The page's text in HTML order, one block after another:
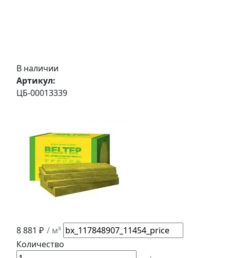
В наличии
Артикул:
ЦБ-00013339
8 881 ₽ / м³
Количество